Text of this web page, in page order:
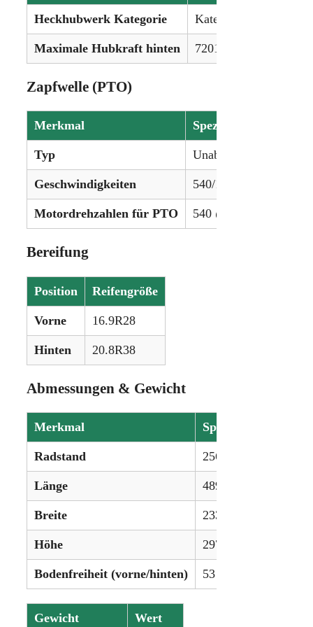
Heckhubwerk Kategorie Kategorie III/II
Maximale Hubkraft hinten 7201 kg (15.876 lbs)
Zapfwelle (PTO)
Merkmal Spezifikation
Typ Unabhängig
Geschwindigkeiten 540/1000 U/min
Motordrehzahlen für PTO 540 @ 1874 U/min,
Bereifung
Position Reifengröße
Vorne 16.9R28
Hinten 20.8R38
Abmessungen & Gewicht
Merkmal Spezifikation
Radstand 256 cm
Länge 489 cm
Breite 233 cm
Höhe 297 cm
Bodenfreiheit (vorne/hinten) 53 cm
Gewicht Wert